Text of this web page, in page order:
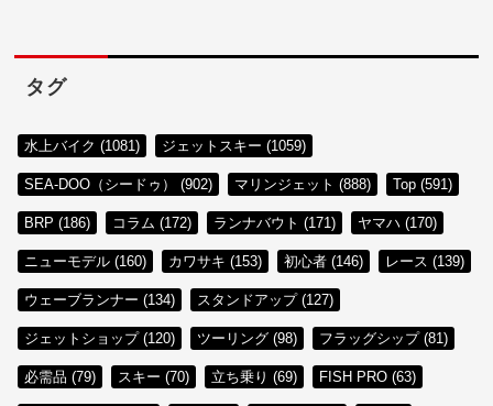
タグ
水上バイク (1081) ジェットスキー (1059)
SEA-DOO（シードゥ） (902) マリンジェット (888) Top (591)
BRP (186) コラム (172) ランナバウト (171) ヤマハ (170)
ニューモデル (160) カワサキ (153) 初心者 (146) レース (139)
ウェーブランナー (134) スタンドアップ (127)
ジェットショップ (120) ツーリング (98) フラッグシップ (81)
必需品 (79) スキー (70) 立ち乗り (69) FISH PRO (63)